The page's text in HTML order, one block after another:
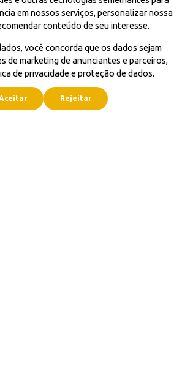
em nossos serviços, personalizar nossa
conteúdo de seu interesse.
você concorda que os dados sejam
de marketing de anunciantes e parceiros,
de privacidade e proteção de dados.
Rejeitar